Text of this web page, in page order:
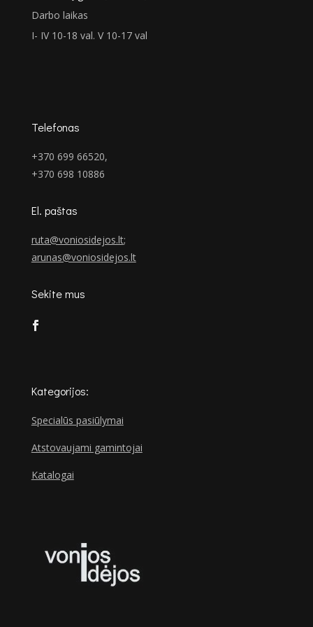
Darbo laikas
I- IV 10-18 val. V 10-17 val
Telefonas
+370 699 66520,
+370 698 10886
El. paštas
ruta@voniosidejos.lt;
arunas@voniosidejos.lt
Sekite mus
Kategorijos:
Specialūs pasiūlymai
Atstovaujami gamintojai
Katalogai